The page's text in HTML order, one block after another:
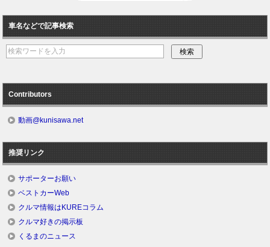
車名などで記事検索
Contributors
動画@kunisawa.net
推奨リンク
サポーターお願い
ベストカーWeb
クルマ情報はKUREコラム
クルマ好きの掲示板
くるまのニュース